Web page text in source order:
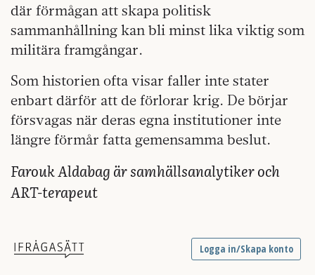
där förmågan att skapa politisk
sammanhållning kan bli minst lika viktig som
militära framgångar.
Som historien ofta visar faller inte stater
enbart därför att de förlorar krig. De börjar
försvagas när deras egna institutioner inte
längre förmår fatta gemensamma beslut.
Farouk Aldabag är samhällsanalytiker och
ART-terapeut